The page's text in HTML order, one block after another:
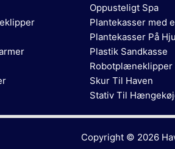
Oppusteligt Spa
Plantekasser med
Plantekasser På
Plastik Sandkasse
Robotplæneklipper
Skur Til Haven
Stativ Til
Copyright © 2026